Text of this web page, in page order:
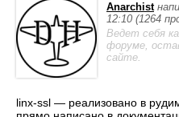
Anarchist
12:10 (1264
Ведет себя
форуме,
сайте.
linx-ssl — реализовано в